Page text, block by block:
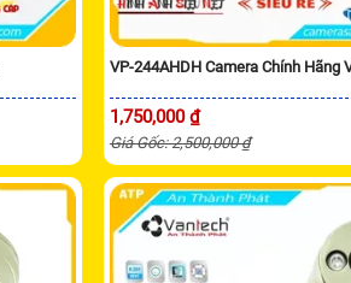
VP-244AHDH Camera Chính Hãng
1,750,000 ₫
Giá Gốc: 2,500,000 ₫